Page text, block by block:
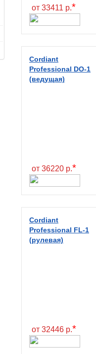
от 33411 р.*
Cordiant
Professional DO-1
(ведущая)
от 36220 р.*
Cordiant
Professional FL-1
(рулевая)
от 32446 р.*